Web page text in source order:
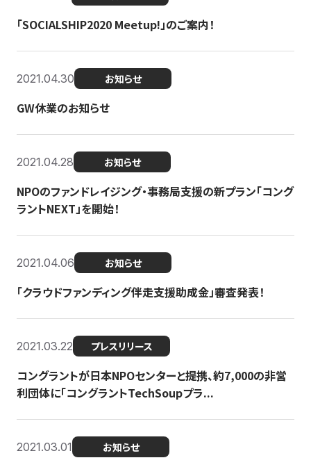
「SOCIALSHIP2020 Meetup!」のご案内！
2021.04.30 お知らせ
GW休業のお知らせ
2021.04.28 お知らせ
NPOのファンドレイジング・事務局支援の新プラン「コング
ラントNEXT」を開始！
2021.04.06 お知らせ
「クラウドファンディング伴走支援助成金」審査発表！
2021.03.22 プレスリリース
コングラントが日本NPOセンターと提携、約7,000の非営
利団体に「コングラントTechSoupプラ...
2021.03.01 お知らせ